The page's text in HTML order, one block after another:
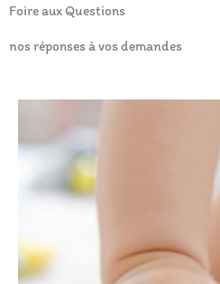
Foire aux Questions
nos réponses à vos demandes